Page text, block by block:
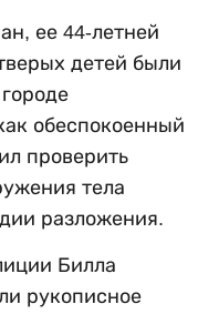
ее 44-летней
детей были
обеспокоенный
проверить
тела
разложения.
Билла
рукописное